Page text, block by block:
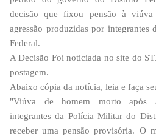
decisão que fixou pensão à
agressão produzidas por
Federal.
A Decisão Foi noticiada no site do
postagem.
Abaixo cópia da notícia, leia e faça
"Viúva de homem morto após
integrantes da Polícia Militar do
receber uma pensão provisória. O